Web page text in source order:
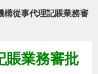
構從事代理記賬業務審
賬業務審批